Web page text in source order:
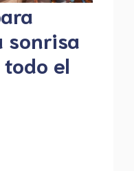
sonrisa
el